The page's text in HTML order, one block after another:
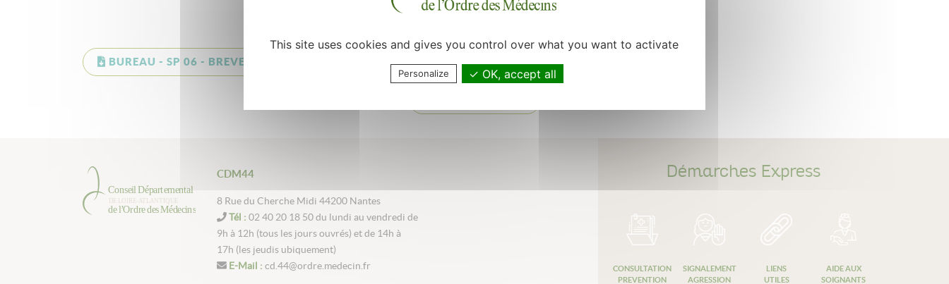
BUREAU - SP 06 - BREVE n° 40 -
CDM44
8 Rue du Cherche Midi 44200 Nantes
Tél : 02 40 20 18 50 du lundi au vendredi de
9h à 12h (tous les jours ouvrés) et de 14h à
17h (les jeudis ubiquement)
E-Mail : cd.44@ordre.medecin.fr
Démarches Express
CONSULTATION
PREVENTION
SIGNALEMENT
AGRESSION
LIENS
UTILES
AIDE AUX
SOIGNANTS
This site uses cookies and gives you control over what you want to activate
Personalize OK, accept all